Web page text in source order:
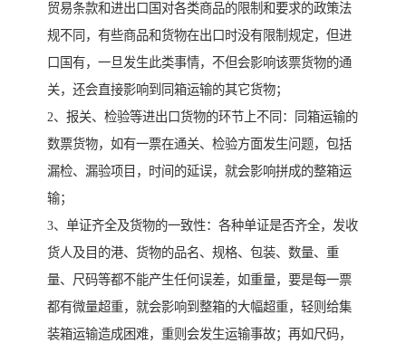
贸易条款和进出口国对各类商品的限制和要求的政策法
规不同，有些商品和货物在出口时没有限制规定，但进
口国有，一旦发生此类事情，不但会影响该票货物的通
关，还会直接影响到同箱运输的其它货物；
2、报关、检验等进出口货物的环节上不同：同箱运输的
数票货物，如有一票在通关、检验方面发生问题，包括
漏检、漏验项目，时间的延误，就会影响拼成的整箱运
输；
3、单证齐全及货物的一致性：各种单证是否齐全，发收
货人及目的港、货物的品名、规格、包装、数量、重
量、尺码等都不能产生任何误差，如重量，要是每一票
都有微量超重，就会影响到整箱的大幅超重，轻则给集
装箱运输造成困难，重则会发生运输事故；再如尺码，